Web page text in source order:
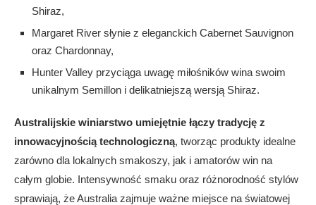
Shiraz,
Margaret River słynie z eleganckich Cabernet Sauvignon
oraz Chardonnay,
Hunter Valley przyciąga uwagę miłośników wina swoim
unikalnym Semillon i delikatniejszą wersją Shiraz.
Australijskie winiarstwo umiejętnie łączy tradycję z
innowacyjnością technologiczną, tworząc produkty idealne
zarówno dla lokalnych smakoszy, jak i amatorów win na
całym globie. Intensywność smaku oraz różnorodność stylów
sprawiają, że Australia zajmuje ważne miejsce na światowej